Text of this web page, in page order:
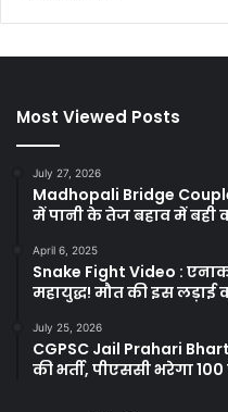
Most Viewed Posts
July 27, 2026
Madhopali Bridge
में पानी के तेज बहाव में बही
April 6, 2025
Snake Fight Video :
महायुद्ध! मौत की इस लड़ाई
July 25, 2026
CGPSC Jail Prahari
की भर्ती, पीएससी भरेगा